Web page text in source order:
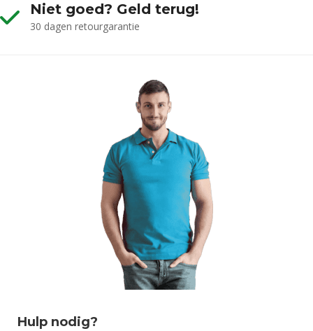
Niet goed? Geld terug!
30 dagen retourgarantie
Hulp nodig?